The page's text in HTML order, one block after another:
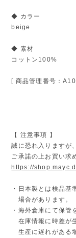
◆ カラー
beige
◆ 素材
コットン100%
[ 商品管理番号：
【 注意事項 】
誠に恐れ入りますが
ご承諾の上お買い求
https://
・日本製とは検品基
場合があります。
・海外倉庫にて保管
在庫情報に時差が
生産に遅れがある